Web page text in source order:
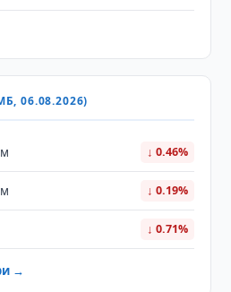
06.08.2026)
↓ 0.46%
↓ 0.19%
↓ 0.71%
→